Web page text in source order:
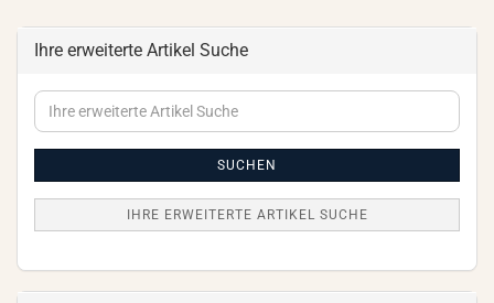
Ihre erweiterte Artikel Suche
Ihre
erweiterte
SUCHEN
IHRE ERWEITERTE ARTIKEL SUCHE